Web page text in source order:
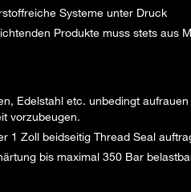
Systeme unter Druck
Produkte muss stets aus
Edelstahl etc. unbedingt
vorzubeugen.
1 Zoll beidseitig Thread Seal
bis maximal 350 Bar